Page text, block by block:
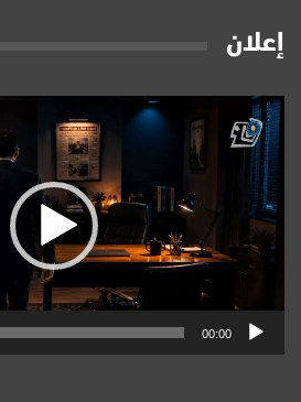
إعلان
مشغل
الفيديو
00:00